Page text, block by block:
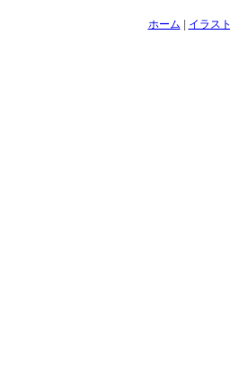
ホーム イラスト